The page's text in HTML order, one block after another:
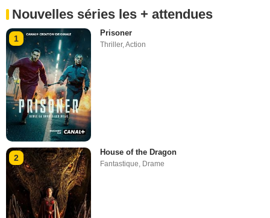
Nouvelles séries les + attendues
1
Prisoner
Thriller,Action
2
House of the Dragon
Fantastique, Drame